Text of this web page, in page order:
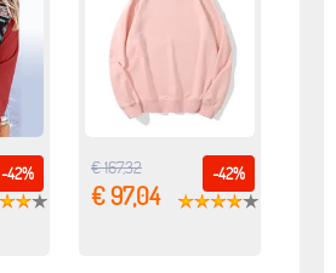
-42% -42%
€ 167,32
€ 97,04